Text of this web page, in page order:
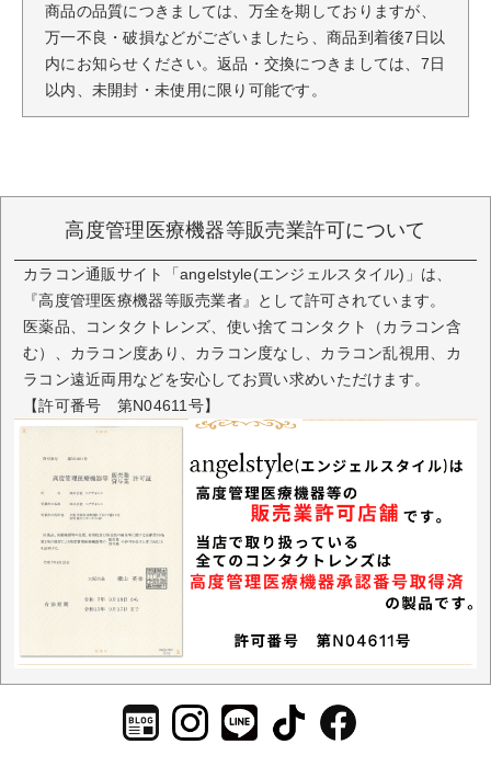
商品の品質につきましては、万全を期しておりますが、
万一不良・破損などがございましたら、商品到着後7日以
内にお知らせください。返品・交換につきましては、7日
以内、未開封・未使用に限り可能です。
高度管理医療機器等販売業許可について
カラコン通販サイト「angelstyle(エンジェルスタイル)」は、
『高度管理医療機器等販売業者』として許可されています。
医薬品、コンタクトレンズ、使い捨てコンタクト（カラコン含
む）、カラコン度あり、カラコン度なし、カラコン乱視用、カ
ラコン遠近両用などを安心してお買い求めいただけます。
【許可番号 第N04611号】